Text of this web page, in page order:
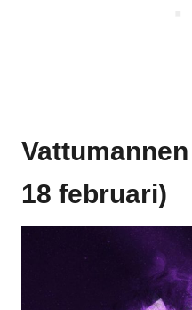
18 februari)